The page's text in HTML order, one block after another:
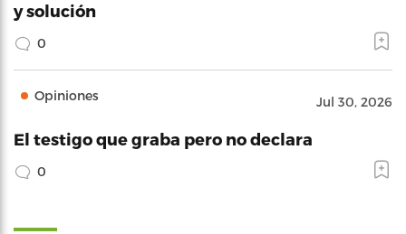
y solución
0
Opiniones Jul 30, 2026
El testigo que graba pero no declara
0